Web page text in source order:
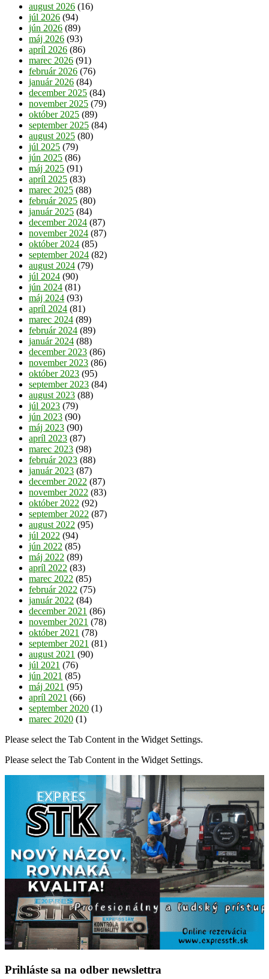
august 2026 (16)
júl 2026 (94)
jún 2026 (89)
máj 2026 (93)
apríl 2026 (86)
marec 2026 (91)
február 2026 (76)
január 2026 (84)
december 2025 (84)
november 2025 (79)
október 2025 (89)
september 2025 (84)
august 2025 (80)
júl 2025 (79)
jún 2025 (86)
máj 2025 (91)
apríl 2025 (83)
marec 2025 (88)
február 2025 (80)
január 2025 (84)
december 2024 (87)
november 2024 (87)
október 2024 (85)
september 2024 (82)
august 2024 (79)
júl 2024 (90)
jún 2024 (81)
máj 2024 (93)
apríl 2024 (81)
marec 2024 (89)
február 2024 (89)
január 2024 (88)
december 2023 (86)
november 2023 (86)
október 2023 (95)
september 2023 (84)
august 2023 (88)
júl 2023 (79)
jún 2023 (90)
máj 2023 (90)
apríl 2023 (87)
marec 2023 (98)
február 2023 (88)
január 2023 (87)
december 2022 (87)
november 2022 (83)
október 2022 (92)
september 2022 (87)
august 2022 (95)
júl 2022 (94)
jún 2022 (85)
máj 2022 (89)
apríl 2022 (83)
marec 2022 (85)
február 2022 (75)
január 2022 (84)
december 2021 (86)
november 2021 (78)
október 2021 (78)
september 2021 (81)
august 2021 (90)
júl 2021 (76)
jún 2021 (85)
máj 2021 (95)
apríl 2021 (66)
september 2020 (1)
marec 2020 (1)
Please select the Tab Content in the Widget Settings.
Please select the Tab Content in the Widget Settings.
Prihláste sa na odber newslettra